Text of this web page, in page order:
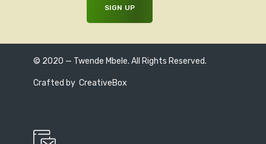
© 2020 — Twende Mbele. All Rights Reserved.
Crafted by CreativeBox